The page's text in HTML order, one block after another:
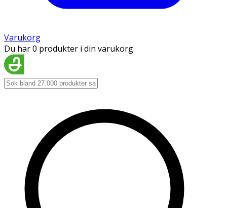
Varukorg
Du har 0 produkter i din varukorg.